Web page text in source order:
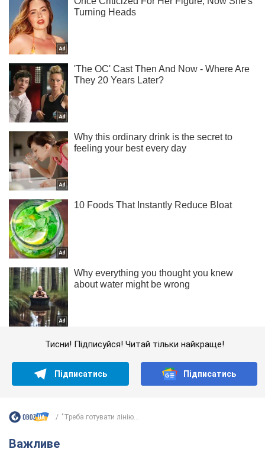
Тисни! Підписуйся! Читай тільки найкраще!
Підписатись Підписатись
"Треба готувати лінію...
Важливе